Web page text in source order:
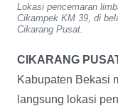
Lokasi pencemaran
Cikampek KM 39, di
Cikarang Pusat.
CIKARANG
Kabupaten Bekasi
langsung lokasi